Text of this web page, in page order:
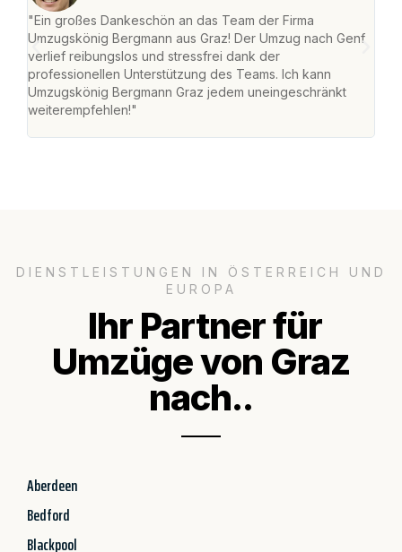
"Ein großes Dankeschön an das Team der Firma
Umzugskönig Bergmann aus Graz! Der Umzug nach Genf
verlief reibungslos und stressfrei dank der
professionellen Unterstützung des Teams. Ich kann
Umzugskönig Bergmann Graz jedem uneingeschränkt
weiterempfehlen!"
DIENSTLEISTUNGEN IN ÖSTERREICH UND
EUROPA
Ihr Partner für
Umzüge von Graz
nach..
Aberdeen
Bedford
Blackpool